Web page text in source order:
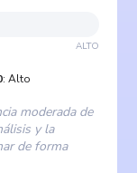
ALTO
: Alto
moderada de
y la
de forma